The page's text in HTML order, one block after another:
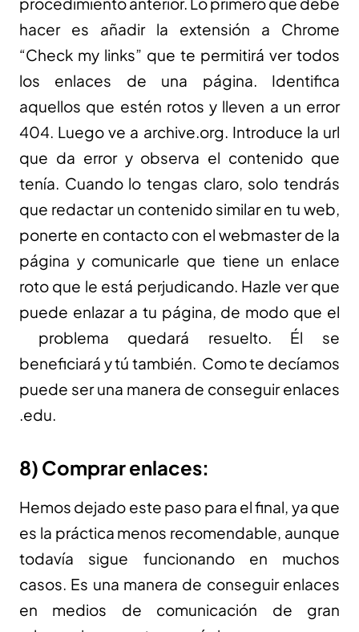
hacer es añadir la extensión a Chrome
“Check my links” que te permitirá ver todos
los enlaces de una página. Identifica
aquellos que estén rotos y lleven a un error
404. Luego ve a archive.org. Introduce la url
que da error y observa el contenido que
tenía. Cuando lo tengas claro, solo tendrás
que redactar un contenido similar en tu web,
ponerte en contacto con el webmaster de la
página y comunicarle que tiene un enlace
roto que le está perjudicando. Hazle ver que
puede enlazar a tu página, de modo que el
problema quedará resuelto. Él se
beneficiará y tú también. Como te decíamos
puede ser una manera de conseguir enlaces
.edu.
8) Comprar enlaces:
Hemos dejado este paso para el final, ya que
es la práctica menos recomendable, aunque
todavía sigue funcionando en muchos
casos. Es una manera de conseguir enlaces
en medios de comunicación de gran